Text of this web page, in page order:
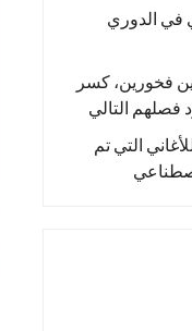
في الدوري
فخورين، كسر
فصلهم التالي
التي تم